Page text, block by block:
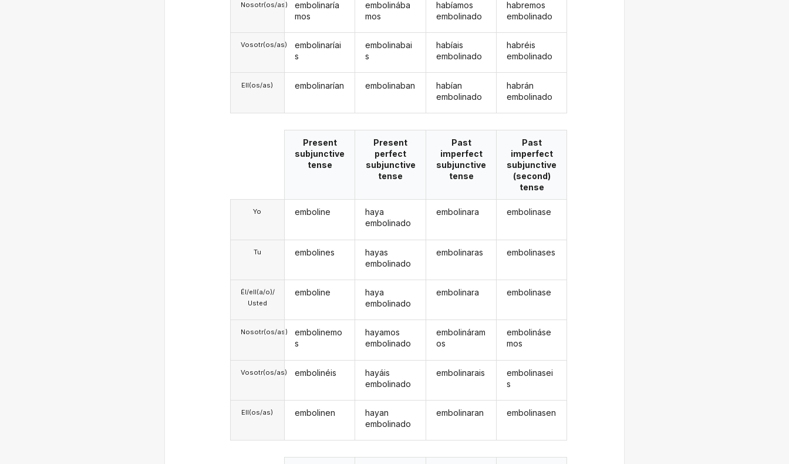
Nosotr(os/as)
Vosotr(os/as)
Ell(os/as)
embolinaría
mos
embolinaríai
s
embolinarían
embolinába
mos
embolinabai
s
embolinaban
habíamos
embolinado
habíais
embolinado
habían
embolinado
habremos
embolinado
habréis
embolinado
habrán
embolinado
Yo
Tu
Él/ell(a/o)/
Usted
Nosotr(os/as)
Vosotr(os/as)
Ell(os/as)
Present
subjunctive
tense
emboline
embolines
emboline
embolinemo
s
embolinéis
embolinen
Present
perfect
subjunctive
tense
haya
embolinado
hayas
embolinado
haya
embolinado
hayamos
embolinado
hayáis
embolinado
hayan
embolinado
Past
imperfect
subjunctive
tense
embolinara
embolinaras
embolinara
embolináram
os
embolinarais
embolinaran
Past
imperfect
subjunctive
(second)
tense
embolinase
embolinases
embolinase
embolináse
mos
embolinasei
s
embolinasen